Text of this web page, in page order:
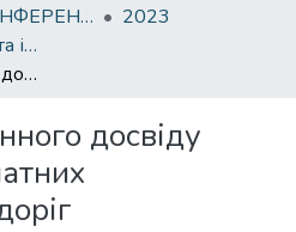
МАТЕРІАЛИ КОНФЕРЕНЦІЙ
2023
Розумний транспорт та інтегровані транспортні технології
Аналіз закордонного досвіду експлуатації платних автомобільних доріг
досвіду